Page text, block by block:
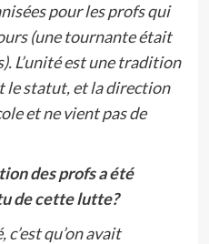
pour les profs qui
(une tournante était
L’unité est une tradition
le statut, et la direction
et ne vient pas de
des profs a été
de cette lutte?
c’est qu’on avait